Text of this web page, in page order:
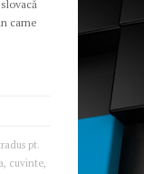
carne
pt.
, cuvinte,